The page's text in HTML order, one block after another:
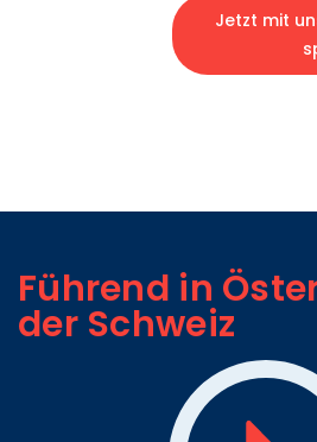
Jetzt mit
Führend in
der Schweiz